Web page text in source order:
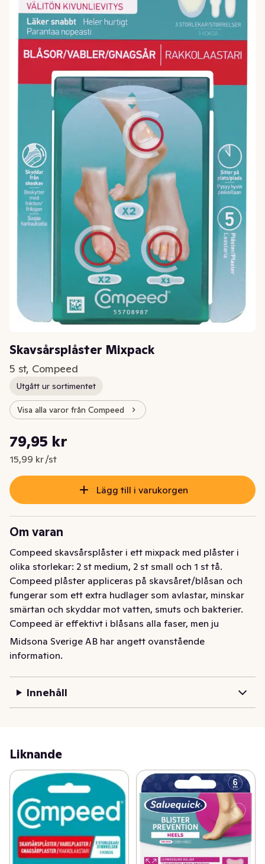
Skavsårsplåster Mixpack
5 st, Compeed
Utgått ur sortimentet
Visa alla varor från Compeed
Nuvarande pris är: 79,95 kr
79,95 kr
15,99 kr /st
Styckpris: 15,99 kr /st
Lägg till i varukorgen
Om varan
Compeed skavsårsplåster i ett mixpack med plåster i
olika storlekar: 2 st medium, 2 st small och 1 st tå.
Compeed plåster appliceras på skavsåret/blåsan och
fungerar som ett extra hudlager som avlastar, minskar
smärtan och skyddar mot vatten, smuts och bakterier.
Compeed är effektivt i blåsans alla faser, men ju
tidigare du applicerar plåstret, desto snabbare läker
blåsan.
tårna. Skavsårsplåstrena från Compeed ger dig snabb
hela familjen och att ha i första hjälpen lådan. Låt
plåstret sitta kvar tills det faller bort av sig själv.    •
Lindrar smärtan omedelbart  • Skyddar från skoskav och
tryckavlastar mot friktion  • Påskyndar
läkningsprocessen  • Sitter på plats i flera dagar (kan
variera från person till person).
Midsona Sverige AB har angett ovanstående
information.
Innehåll
Liknande